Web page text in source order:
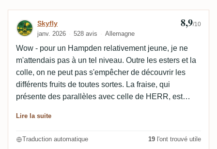
Avis de Skyfly
Skyfly
janv. 2026 528 avis Allemagne
8,9/10
Wow - pour un Hampden relativement jeune, je ne
m'attendais pas à un tel niveau. Outre les esters et la
colle, on ne peut pas s'empêcher de découvrir les
différents fruits de toutes sortes. La fraise, qui
présente des parallèles avec celle de HERR, est
Lire la suite
Traduction automatique 19 l'ont trouvé utile